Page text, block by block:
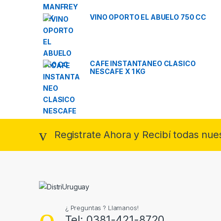
VINO OPORTO EL ABUELO 750 CC
CAFE INSTANTANEO CLASICO
NESCAFE X 1 KG
Registrate Ahora y Recibí todas
¿ Preguntas ? Llamanos!